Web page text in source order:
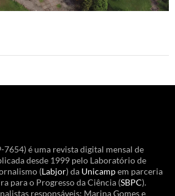
7654) é uma revista digital mensal de
desde 1999 pelo Laboratório de
(Labjor) da Unicampem parceria
para o Progresso da Ciência (SBPC).
responsáveis: Marina Gomes e